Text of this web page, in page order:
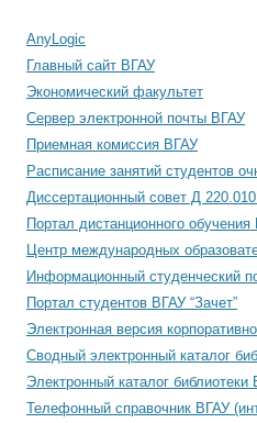
AnyLogic
Главный сайт ВГАУ
Экономический факультет
Сервер электронной почты ВГАУ
Приемная комиссия ВГАУ
Расписание занятий студентов
Диссертационный совет Д
Портал дистанционного обучения
Центр международных
Информационный студенческий
Портал студентов ВГАУ “Зачет”
Электронная версия
Сводный электронный каталог
Электронный каталог библиотеки
Телефонный справочник ВГАУ